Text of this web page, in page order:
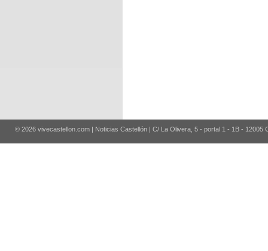
© 2026 vivecastellon.com | Noticias Castellón | C/ La Olivera, 5 - portal 1 - 1B - 12005